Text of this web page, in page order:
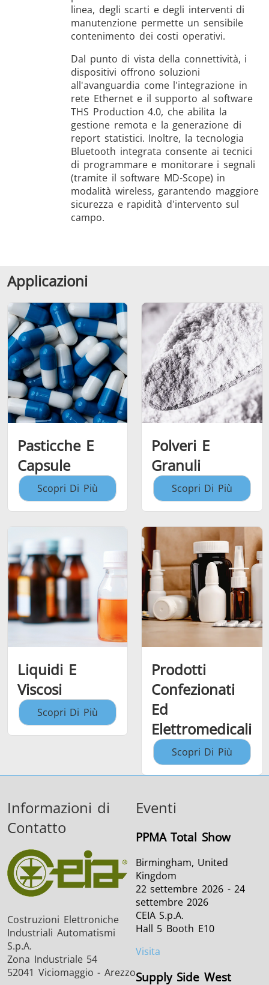
linea, degli scarti e degli interventi di
manutenzione permette un sensibile
contenimento dei costi operativi.
Dal punto di vista della connettività, i
dispositivi offrono soluzioni
all'avanguardia come l'integrazione in
rete Ethernet e il supporto al software
THS Production 4.0, che abilita la
gestione remota e la generazione di
report statistici. Inoltre, la tecnologia
Bluetooth integrata consente ai tecnici
di programmare e monitorare i segnali
(tramite il software MD-Scope) in
modalità wireless, garantendo maggiore
sicurezza e rapidità d'intervento sul
campo.
Applicazioni
Pasticche E
Capsule
Scopri Di Più
Polveri E
Granuli
Scopri Di Più
Liquidi E
Viscosi
Scopri Di Più
Prodotti
Confezionati
Ed
Elettromedicali
Scopri Di Più
Informazioni di
Contatto
Costruzioni Elettroniche
Industriali Automatismi
S.p.A.
Zona Industriale 54
52041 Viciomaggio - Arezzo
Eventi
PPMA Total Show
Birmingham, United
Kingdom
22 settembre 2026 - 24
settembre 2026
CEIA S.p.A.
Hall 5 Booth E10
Visita
Supply Side West